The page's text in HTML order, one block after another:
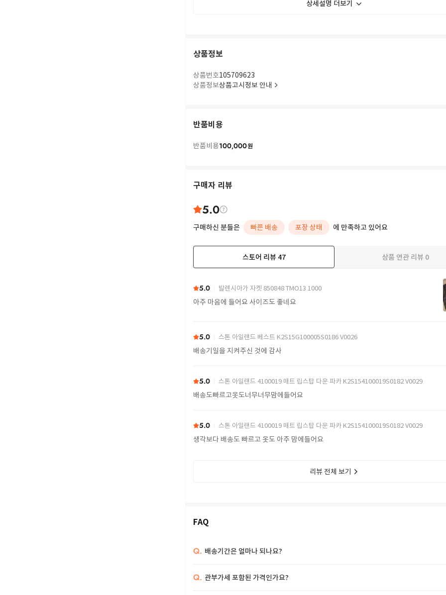
BLACK 100%COTTON
상세설명 더보기
상품정보
상품번호105709623
상품정보상품고시정보 안내
반품비용
반품비용100,000원
구매자 리뷰
5.0
구매하신 분들은 빠른 배송 포장 상태 에 만족하고 있어요
스토어 리뷰 47 상품 연관 리뷰 0
5.0 발렌시아가 자켓 850848 TMO13 1000
아주 마음에 들어요 사이즈도 좋네요
5.0 스톤 아일랜드 베스트 K2S15G100005S0186 V0026
배송기일을 지켜주신 것에 감사
5.0 스톤 아일랜드 4100019 매트 립스탑 다운 파카 K2S154100019S0182 V0029
배송도빠르고옷도너무너무맘에들어요
5.0 스톤 아일랜드 4100019 매트 립스탑 다운 파카 K2S154100019S0182 V0029
생각보다 배송도 빠르고 옷도 아주 맘에들어요
리뷰 전체 보기
FAQ
Q. 배송기간은 얼마나 되나요?
Q. 관부가세 포함된 가격인가요?